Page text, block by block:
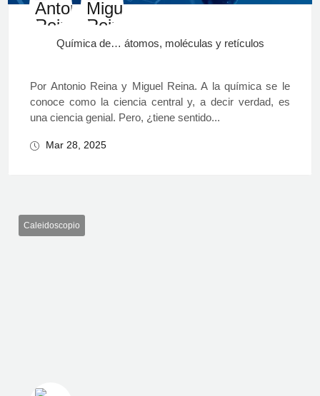
Química de… átomos, moléculas y retículos
Por Antonio Reina y Miguel Reina. A la química se le
conoce como la ciencia central y, a decir verdad, es
una ciencia genial. Pero, ¿tiene sentido...
Mar 28, 2025
Caleidoscopio